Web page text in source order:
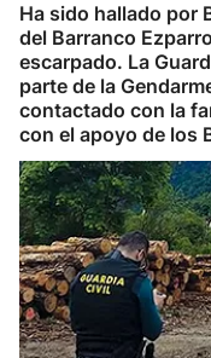
Ha sido hallado por
del Barranco
escarpado. La
parte de la
contactado con la
con el apoyo de los